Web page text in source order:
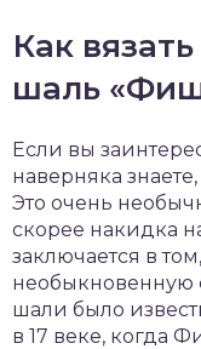
Как
шаль
Если вы
наверняка
Это очень
скорее накидка
заключается в
необыкновенную
шали было
в 17 веке, когда